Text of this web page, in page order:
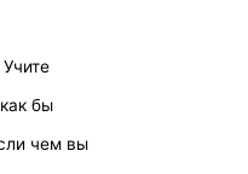
бы
чем вы